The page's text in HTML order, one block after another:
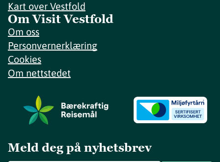
Kart over Vestfold
Om Visit Vestfold
Om oss
Personvernerklæring
Cookies
Om nettstedet
Meld deg på nyhetsbrev